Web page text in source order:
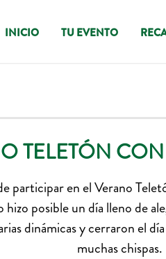
INICIO TU EVENTO
TELETÓN
participar en el Verano
posible un día lleno de
dinámicas y cerraron el
muchas chispas.